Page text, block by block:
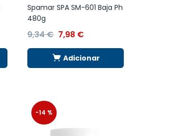
Spamar SPA SM-601 Baja Ph
480g
9,34€ 7,98 €
Adicionar
-14 %